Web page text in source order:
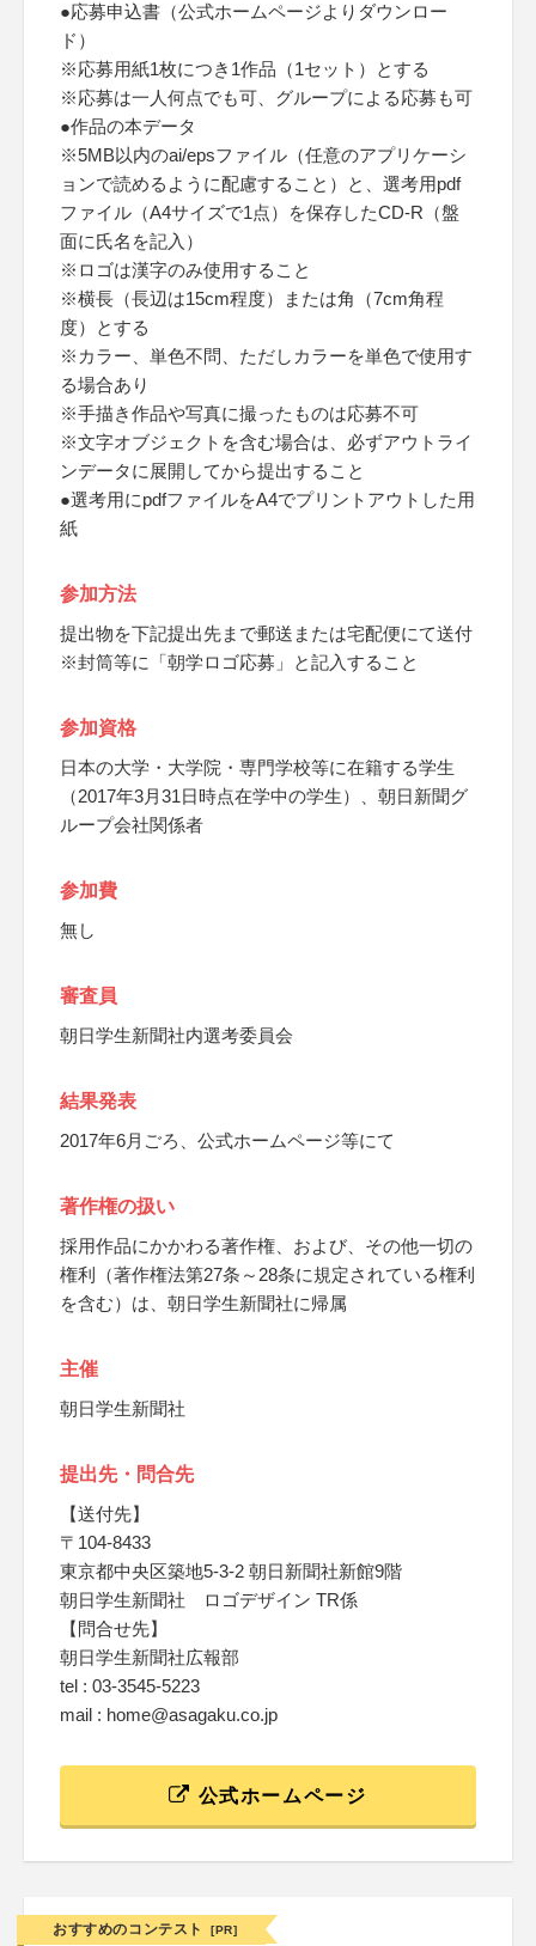
●応募申込書（公式ホームページよりダウンロー
ド）
※応募用紙1枚につき1作品（1セット）とする
※応募は一人何点でも可、グループによる応募も可
●作品の本データ
※5MB以内のai/epsファイル（任意のアプリケーシ
ョンで読めるように配慮すること）と、選考用pdf
ファイル（A4サイズで1点）を保存したCD-R（盤
面に氏名を記入）
※ロゴは漢字のみ使用すること
※横長（長辺は15cm程度）または角（7cm角程
度）とする
※カラー、単色不問、ただしカラーを単色で使用す
る場合あり
※手描き作品や写真に撮ったものは応募不可
※文字オブジェクトを含む場合は、必ずアウトライ
ンデータに展開してから提出すること
●選考用にpdfファイルをA4でプリントアウトした用
紙
参加方法
提出物を下記提出先まで郵送または宅配便にて送付
※封筒等に「朝学ロゴ応募」と記入すること
参加資格
日本の大学・大学院・専門学校等に在籍する学生
（2017年3月31日時点在学中の学生）、朝日新聞グ
ループ会社関係者
参加費
無し
審査員
朝日学生新聞社内選考委員会
結果発表
2017年6月ごろ、公式ホームページ等にて
著作権の扱い
採用作品にかかわる著作権、および、その他一切の
権利（著作権法第27条～28条に規定されている権利
を含む）は、朝日学生新聞社に帰属
主催
朝日学生新聞社
提出先・問合先
【送付先】
〒104-8433
東京都中央区築地5-3-2 朝日新聞社新館9階
朝日学生新聞社 ロゴデザイン TR係
【問合せ先】
朝日学生新聞社広報部
tel : 03-3545-5223
mail : home@asagaku.co.jp
公式ホームページ
おすすめのコンテスト [PR]